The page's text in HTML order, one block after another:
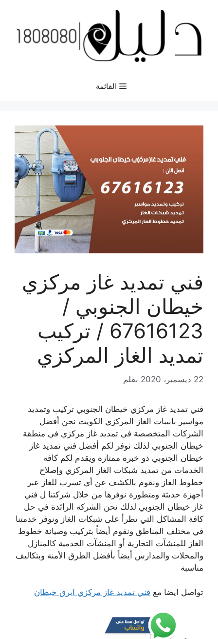
المحتوى
القائمة
فني تمديد غاز مركزي
خيطان الجنوبي /
67616123 / تركيب
تمديد الغاز المركزي
22 ديسمبر، 2020 بقلم
فني تمديد غاز مركزي خيطان الجنوبي تركيب وتمديد
مواسير بابيبات الغاز المركزي الكويت نحن أفضل
الشركات المتخصصة في تمديد غاز مركزي في منطقة
خيطان الجنوبي لذلك نوفر لكم أفضل فني تمديد غاز
خيطان الجنوبي ذو خبرة ممتازة ويقدم لكم كافة
الخدمات من تمديد شبكات الغاز المركزي وإصلاح
خطوط الغاز ونقوم بالكشف عن أي تسرب للغاز عبر
أجهزة حديثة ومتطورة نوفرها من خلال شركتنا ل فني
غاز خيطان الجنوبي لذلك نحن الشركة الرائدة في حل
كافة المشاكل التي تطرأ على شبكات الغاز ونوفر خدمتنا
في مختلف المناطق ونقوم أيضاً بتركيب وصيانة خطوط
الغاز للمنشآت التجارية أو المنشآت الخدمية كالمنازل
والمحلات والمدارس أيضاً بأفضل الطرق الأمنة وبتكاليف
مناسبة
تواصل ايضا مع فني تمديد غاز مركزي ابرق خيطان